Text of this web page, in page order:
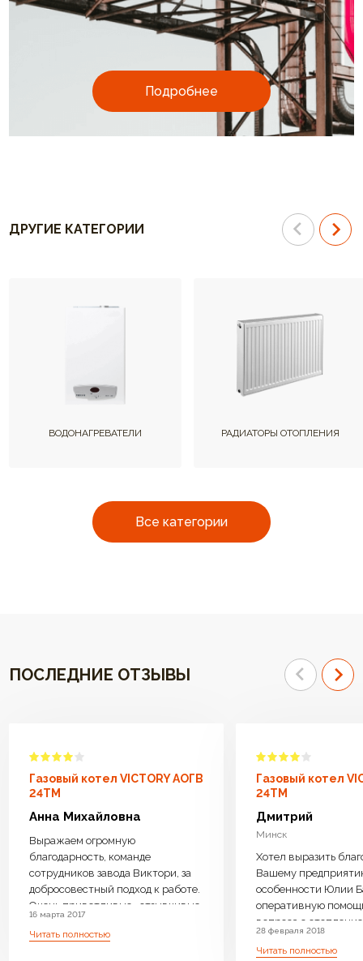
Подробнее
ДРУГИЕ КАТЕГОРИИ
Все категории
ВОДОНАГРЕВАТЕЛИ РАДИАТОРЫ ОТОПЛЕНИЯ
ПОСЛЕДНИЕ ОТЗЫВЫ
Газовый котел VICTORY АОГВ
24TM
Анна Михайловна
Выражаем огромную
благодарность, команде
сотрудников завода Виктори, за
добросовестный подход к работе.
Очень приветливые , отзывчивые
менеджеры ответили на все
интересующие вопросы, дали
16 марта 2017
Читать полностью
Газовый котел
24TM
Дмитрий
Минск
Хотел выразить
Вашему
особенности Юлии
оперативную
вопроса с
возможность
замены
28 февраля 2018
Читать полностью